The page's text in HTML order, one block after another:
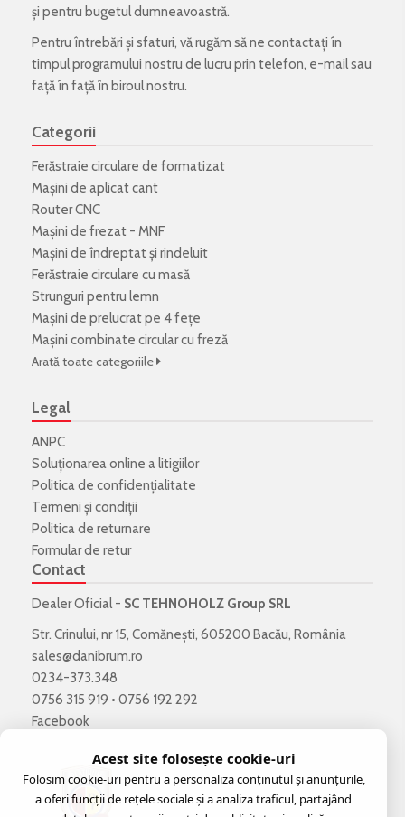
și pentru bugetul dumneavoastră.
Pentru întrebări și sfaturi, vă rugăm să ne contactați în
timpul programului nostru de lucru prin telefon, e-mail sau
față în față în biroul nostru.
Categorii
Ferăstraie circulare de formatizat
Mașini de aplicat cant
Router CNC
Mașini de frezat - MNF
Mașini de îndreptat și rindeluit
Ferăstraie circulare cu masă
Strunguri pentru lemn
Mașini de prelucrat pe 4 fețe
Mașini combinate circular cu freză
Arată toate categoriile
Legal
ANPC
Soluționarea online a litigiilor
Politica de confidenţialitate
Termeni şi condiţii
Politica de returnare
Formular de retur
Contact
Dealer Oficial - SC TEHNOHOLZ Group SRL
Str. Crinului, nr 15, Comănești, 605200 Bacău, România
sales@danibrum.ro
0234-373.348
0756 315 919 • 0756 192 292
Facebook
Acest site folosește cookie-uri
Folosim cookie-uri pentru a personaliza conținutul și anunțurile,
a oferi funcții de rețele sociale și a analiza traficul, partajând